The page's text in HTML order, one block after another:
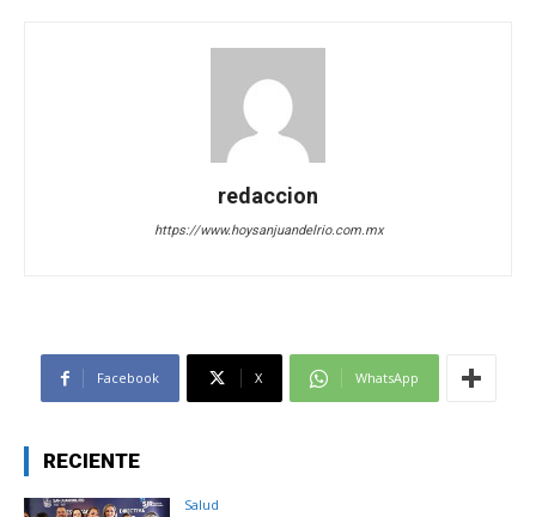
redaccion
https://www.hoysanjuandelrio.com.mx
Facebook X WhatsApp
RECIENTE
Salud